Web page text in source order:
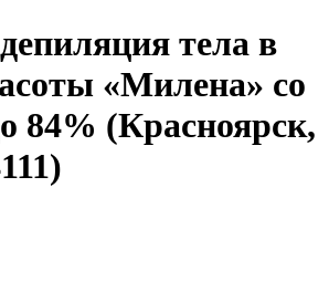
тела в
«Милена» со
84% (Красноярск,